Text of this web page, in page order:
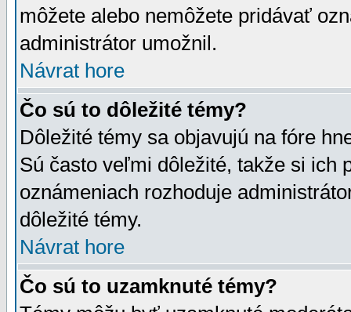
môžete alebo nemôžete pridávať
administrátor umožnil.
Návrat hore
Čo sú to dôležité témy?
Dôležité témy sa objavujú na fóre
Sú často veľmi dôležité, takže si ich
oznámeniach rozhoduje
dôležité témy.
Návrat hore
Čo sú to uzamknuté témy?